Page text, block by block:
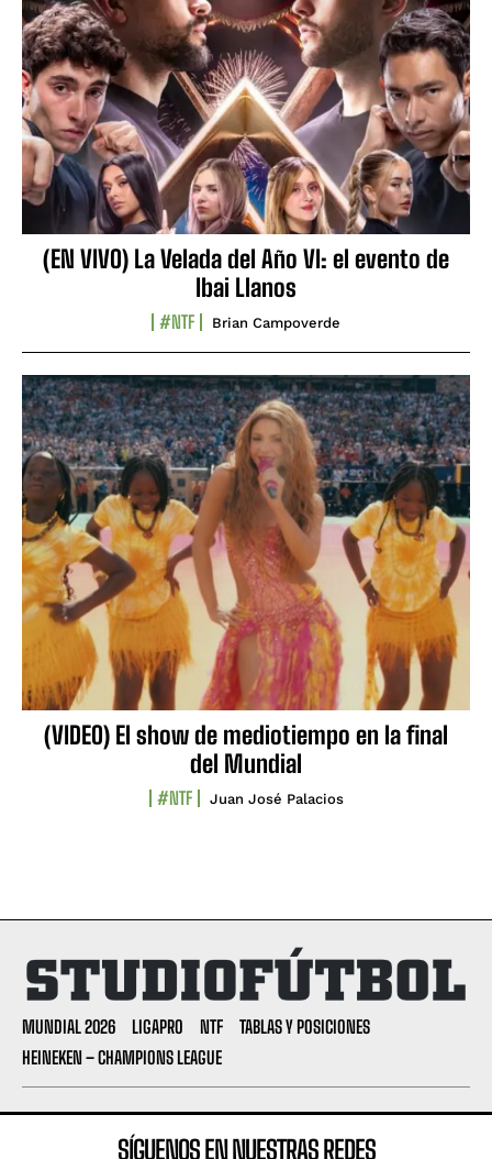
(EN VIVO) La Velada del Año VI: el evento de
Ibai Llanos
#NTF Brian Campoverde
(VIDEO) El show de mediotiempo en la final
del Mundial
#NTF Juan José Palacios
MUNDIAL 2026 LIGAPRO NTF
TABLAS Y POSICIONES
HEINEKEN – CHAMPIONS LEAGUE
SÍGUENOS EN NUESTRAS REDES